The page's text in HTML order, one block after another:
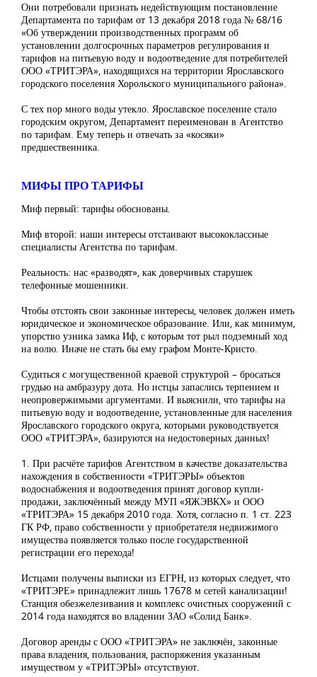
Они потребовали признать недействующим постановление
Департамента по тарифам от 13 декабря 2018 года № 68/16
«Об утверждении производственных программ об
установлении долгосрочных параметров регулирования и
тарифов на питьевую воду и водоотведение для потребителей
ООО «ТРИТЭРА», находящихся на территории Ярославского
городского поселения Хорольского муниципального района».
С тех пор много воды утекло. Ярославское поселение стало
городским округом, Департамент переименован в Агентство
по тарифам. Ему теперь и отвечать за «косяки»
предшественника.
МИФЫ ПРО ТАРИФЫ
Миф первый: тарифы обоснованы.
Миф второй: наши интересы отстаивают высококлассные
специалисты Агентства по тарифам.
Реальность: нас «разводят», как доверчивых старушек
телефонные мошенники.
Чтобы отстоять свои законные интересы, человек должен иметь
юридическое и экономическое образование. Или, как минимум,
упорство узника замка Иф, с которым тот рыл подземный ход
на волю. Иначе не стать бы ему графом Монте-Кристо.
Судиться с могущественной краевой структурой – бросаться
грудью на амбразуру дота. Но истцы запаслись терпением и
неопровержимыми аргументами. И выяснили, что тарифы на
питьевую воду и водоотведение, установленные для населения
Ярославского городского округа, которыми руководствуется
ООО «ТРИТЭРА», базируются на недостоверных данных!
1. При расчёте тарифов Агентством в качестве доказательства
нахождения в собственности «ТРИТЭРЫ» объектов
водоснабжения и водоотведения принят договор купли-
продажи, заключённый между МУП «ЯЖЭВКХ» и ООО
«ТРИТЭРА» 15 декабря 2010 года. Хотя, согласно п. 1 ст. 223
ГК РФ, право собственности у приобретателя недвижимого
имущества появляется только после государственной
регистрации его перехода!
Истцами получены выписки из ЕГРН, из которых следует, что
«ТРИТЭРЕ» принадлежит лишь 17678 м сетей канализации!
Станция обезжелезивания и комплекс очистных сооружений с
2014 года находятся во владении ЗАО «Солид Банк».
Договор аренды с ООО «ТРИТЭРА» не заключён, законные
права владения, пользования, распоряжения указанным
имуществом у «ТРИТЭРЫ» отсутствуют.